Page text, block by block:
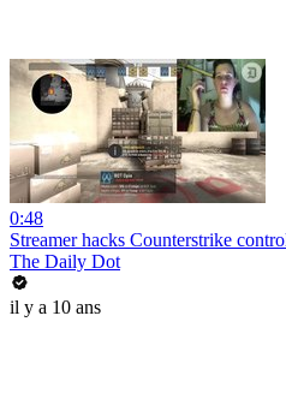
0:48
Streamer hacks Counterstrike
The Daily Dot
il y a 10 ans